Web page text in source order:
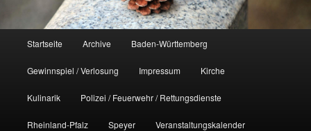
Startseite Archive Baden-Württemberg
Gewinnspiel / Verlosung Impressum Kirche
Kulinarik Polizei / Feuerwehr / Rettungsdienste
Rheinland-Pfalz Speyer Veranstaltungskalender